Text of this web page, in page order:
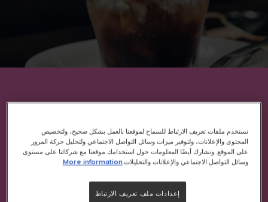
فوق الثلج، بل هي طريقة تحضير أصبحت معروفة
ببطء إعدادها، حيث تنتج قهوة بطعم ناعم طبيعي
وبحموضة منخفضة.
نستخدم ملفات تعريف الارتباط للسماح لموقعنا بالعمل بشكل صحيح، ولتخصيص
المحتوى والإعلانات، ولتوفير ميزات وسائل التواصل الاجتماعي ولتحليل حركة المرور
على الموقع. ونشارك أيضًا المعلومات حول استخدامك موقعنا مع شركائنا على مستوى
وسائل التواصل الاجتماعي والإعلانات والتحليلات.More information
إعدادات ملف تعريف الارتباط